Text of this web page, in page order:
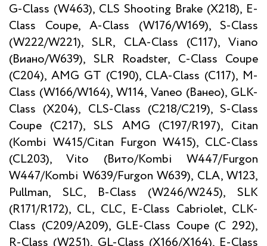
G-Class (W463), CLS Shooting Brake (X218), E-
Class Coupe, A-Class (W176/W169), S-Class
(W222/W221), SLR, CLA-Class (C117), Viano
(Виано/W639), SLR Roadster, C-Class Coupe
(С204), AMG GT (С190), CLA-Class (C117), M-
Class (W166/W164), W114, Vaneo (Ванео), GLK-
Class (X204), CLS-Class (C218/C219), S-Class
Coupe (C217), SLS AMG (C197/R197), Citan
(Kombi W415/Citan Furgon W415), CLC-Class
(CL203), Vito (Вито/Kombi W447/Furgon
W447/Kombi W639/Furgon W639), CLA, W123,
Pullman, SLC, B-Class (W246/W245), SLK
(R171/R172), CL, CLC, E-Class Cabriolet, CLK-
Class (C209/A209), GLE-Class Coupe (C 292),